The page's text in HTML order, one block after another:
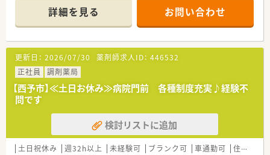
■薬剤師は常勤2名体制、事務スタッフも2名在籍しており、各ス
タッフが連携を取りながら円滑に業務を進めている環境です。
■特定のクリニックに隣接しているため、ドクターとの連携も取
りやすく、地域の方々の健康を支える重要な役割を担っていま
す。
【法人特徴について】
■大洲市を中心に愛媛県内で3店舗を展開しており、社長も薬剤
師として日々現場に出られているので、非常に風通しの良い企業
■社長が薬剤師会の役員を務めているため、業界の最新動向を素
早くキャッチし、調剤報酬改定にも迅速に対応した経営を行って
います。
■小児科門前の店舗ではロボットアーム型散剤ロボットを導入
詳細を見る お問い合わせ
更新日： 2026/07/30 薬剤師求人ID： 446532
正社員
調剤薬局
【西予市】≪土日お休み≫病院門前 各種制度充実♪経験不
問です
検討リストに追加
土日祝休み 週32h以上 未経験可 ブランク可 車通勤可 住宅補助(手当)あり